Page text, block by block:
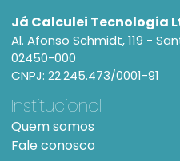
Já Calculei Tecnologia
Al. Afonso Schmidt, 119 -
02450-000
CNPJ: 22.245.473/0001-91
Institucional
Quem somos
Fale conosco